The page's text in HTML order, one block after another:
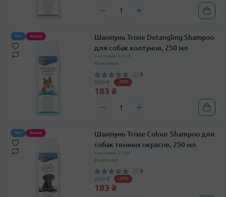
Хит Акция
Шампунь Trixie Detangling Shampoo
для собак колтунов, 250 мл
Код товара: 37598
В наличии
0
229 ₴ -20%
183 ₴
Хит Акция
Шампунь Trixie Colour Shampoo для
собак темных окрасов, 250 мл
Код товара: 37596
В наличии
0
229 ₴ -20%
183 ₴